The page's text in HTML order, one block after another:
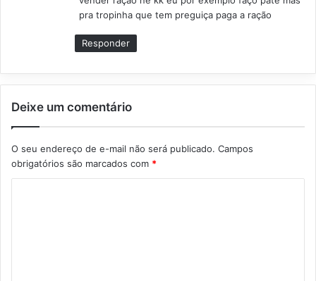
pra tropinha que tem preguiça paga a ração
Responder
Deixe um comentário
O seu endereço de e-mail não será publicado. Campos
obrigatórios são marcados com *